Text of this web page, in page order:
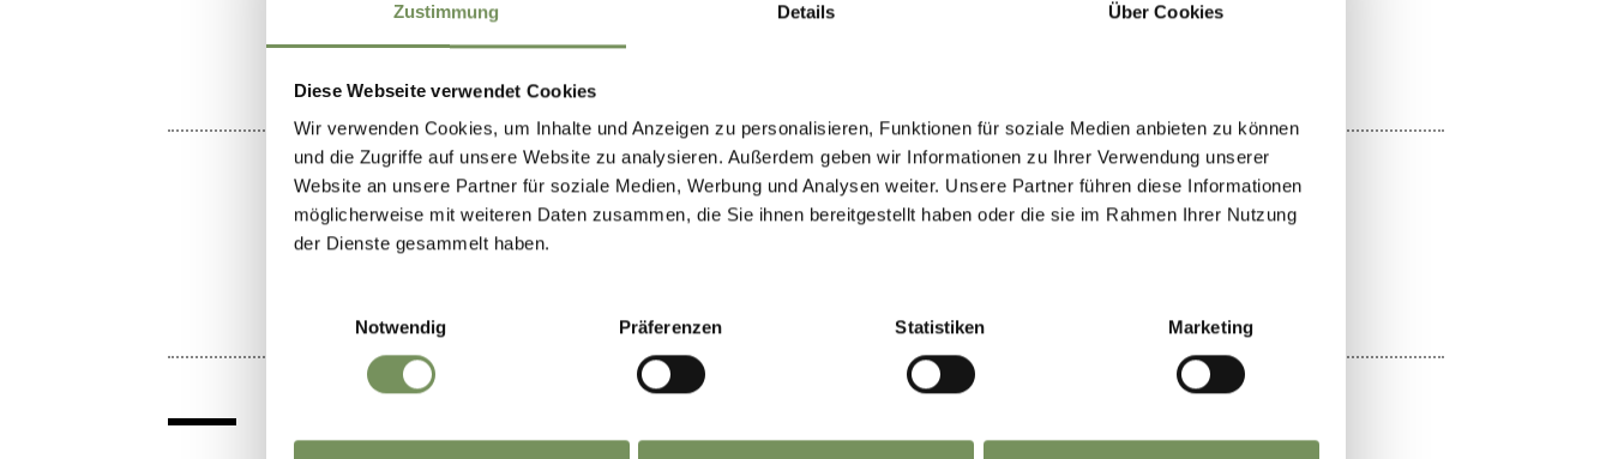
Zustimmung Details Über Cookies
Diese Webseite verwendet Cookies
Wir verwenden Cookies, um Inhalte und Anzeigen zu personalisieren, Funktionen für soziale Medien anbieten zu können
und die Zugriffe auf unsere Website zu analysieren. Außerdem geben wir Informationen zu Ihrer Verwendung unserer
Website an unsere Partner für soziale Medien, Werbung und Analysen weiter. Unsere Partner führen diese Informationen
möglicherweise mit weiteren Daten zusammen, die Sie ihnen bereitgestellt haben oder die sie im Rahmen Ihrer Nutzung
der Dienste gesammelt haben.
Notwendig
Präferenzen Statistiken Marketing
DID YOU FIND THIS CONTENT HELPFUL?
Let your friends participate ...
Share the whole story or only part of it, let your friends know what inspires you!